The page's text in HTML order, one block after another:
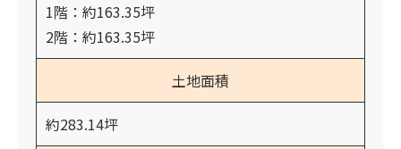
1階：約163.35坪
2階：約163.35坪
土地面積
約283.14坪